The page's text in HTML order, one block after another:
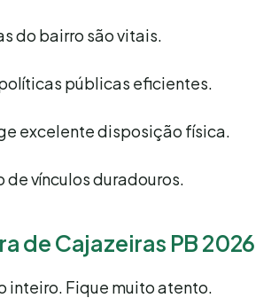
do bairro são vitais.
públicas eficientes.
excelente disposição física.
vínculos duradouros.
de Cajazeiras PB 2026
inteiro. Fique muito atento.